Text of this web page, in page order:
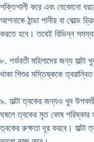
শক্তিশালী করে এবং যেকোনো
আপনাকে ঠান্ডা পানীয় বা কোল্ড
করতে হবে। তবেই বিভিন্ন সমস্যা
৮. গর্ভবতী মহিলাদের জন্য মাল্টা
থাকা শিশুর মস্তিষ্ককে
৯. মাল্টা ত্বকের জন্যও খুব
ঘষলে ত্বকের মৃত কোষ পরিষ্কার
ত্বকের রুক্ষতা দূর করবে। মাল্টা